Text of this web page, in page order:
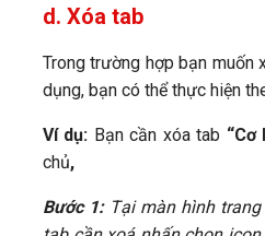
d. Xóa tab
Trong trường hợp bạn muốn
dụng, bạn có thể thực hiện
Ví dụ: Bạn cần xóa tab “Cơ
chủ,
Bước 1: Tại màn hình trang